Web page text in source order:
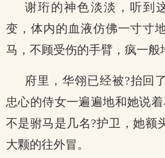
谢珩的神色淡淡，听到
变，体内的血液仿佛一寸寸
马，不顾受伤的手臂，疯一般
府里，华翎已经被?抬回
忠心的侍女一遍遍地和她说
不是驸马是几名?护卫，她额
大颗的往外冒。